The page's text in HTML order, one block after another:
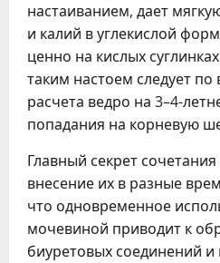
настаиванием, дает
и калий в углекислой
ценно на кислых
таким настоем следует
расчета ведро на 3–4-
попадания на корневую
Главный секрет
внесение их в разные
что одновременное
мочевиной приводит к
биуретовых соединений и